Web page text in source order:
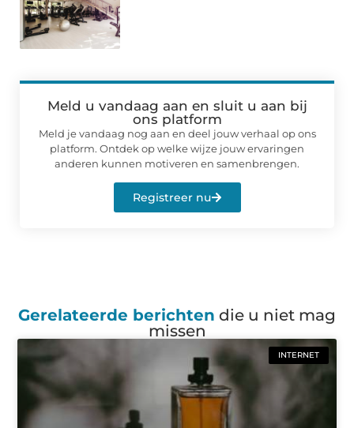
Meld u vandaag aan en sluit u aan bij
ons platform
Meld je vandaag nog aan en deel jouw verhaal op ons
platform. Ontdek op welke wijze jouw ervaringen
anderen kunnen motiveren en samenbrengen.
Registreer nu
Gerelateerde berichten die u niet mag
missen
INTERNET